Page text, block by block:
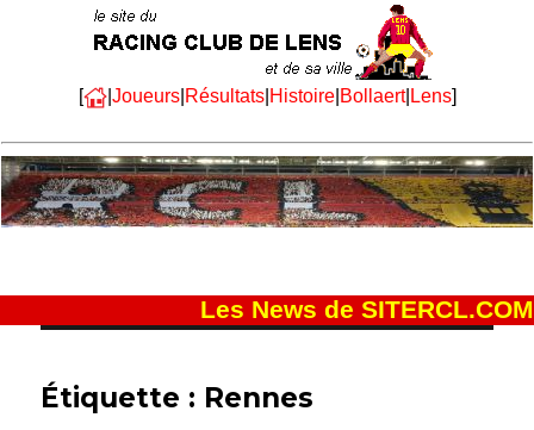
[ | Joueurs| Résultats| Histoire| Bollaert| Lens]
Les News de SITERCL.COM
Étiquette : Rennes